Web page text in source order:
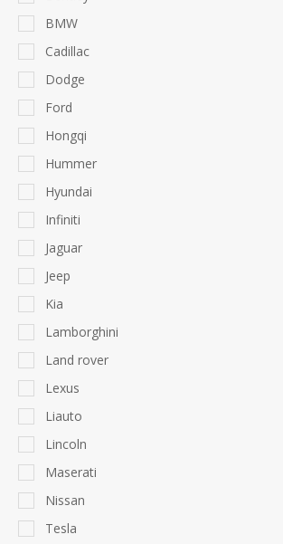
BMW
Cadillac
Dodge
Ford
Hongqi
Hummer
Hyundai
Infiniti
Jaguar
Jeep
Kia
Lamborghini
Land rover
Lexus
Liauto
Lincoln
Maserati
Nissan
Tesla